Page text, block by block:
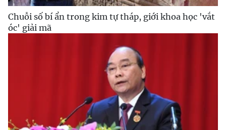
Chuỗi số bí ẩn trong kim tự tháp, giới khoa học 'vắt
óc' giải mã